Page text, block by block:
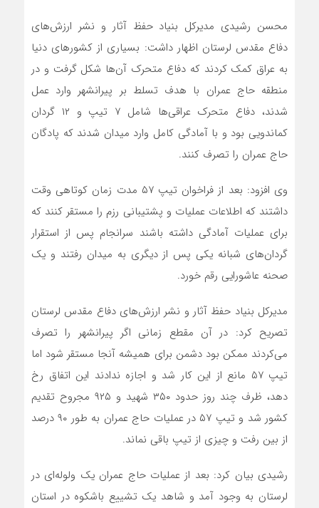
محسن رشیدی مدیرکل بنیاد حفظ آثار و نشر ارزش‌های
دفاع مقدس لرستان اظهار داشت: بسیاری از کشور‌های دنیا
به عراق کمک کردند که دفاع متحرک آن‌ها شکل گرفت و در
منطقه حاج عمران با هدف تسلط بر پیرانشهر وارد عمل
شدند، دفاع متحرک عراقی‌ها شامل ۷ تیپ و ۱۲ گردان
کماندویی بود و با آمادگی کامل وارد میدان شدند که پادگان
حاج عمران را تصرف کنند.
وی افزود: بعد از فراخوان تیپ ۵۷ مدت زمان کوتاهی وقت
داشتند که اطلاعات عملیات و پشتیبانی رزم را مستقر کنند که
برای عملیات آمادگی داشته باشند سرانجام پس از استقرار
گردان‌های شبانه یکی پس از دیگری به میدان رفتند و یک
صحنه عاشورایی رقم خورد.
مدیرکل بنیاد حفظ آثار و نشر ارزش‌های دفاع مقدس لرستان
تصریح کرد: در آن مقطع زمانی اگر پیرانشهر را تصرف
می‌کردند ممکن بود دشمن برای همیشه آنجا مستقر شود اما
تیپ ۵۷ مانع از این کار شد و اجازه ندادند این اتفاق رخ
دهد، ظرف چند روز حدود ۳۵۰ شهید و ۹۲۵ مجروح تقدیم
کشور شد و تیپ ۵۷ در عملیات حاج عمران به طور ۹۰ درصد
از بین رفت و چیزی از تیپ باقی نماند.
رشیدی بیان کرد: بعد از عملیات حاج عمران یک ولوله‌ای در
لرستان به وجود آمد و شاهد یک تشییع باشکوه در استان